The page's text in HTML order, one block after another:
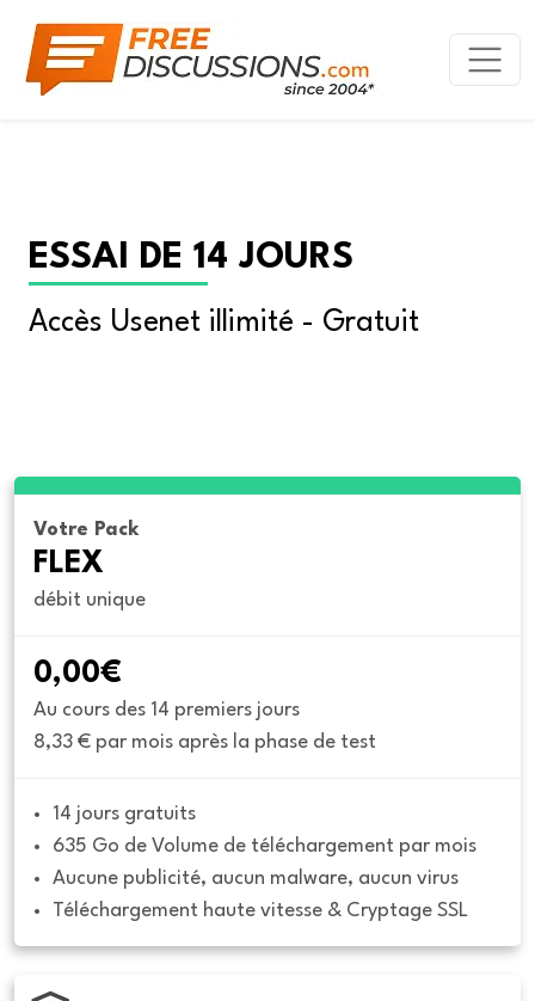
ESSAI DE 14 JOURS
Accès Usenet illimité - Gratuit
Votre Pack
FLEX
débit unique
0,00€
Au cours des 14 premiers jours
8,33 € par mois après la phase de test
14 jours gratuits
635 Go de Volume de téléchargement par mois
Aucune publicité, aucun malware, aucun virus
Téléchargement haute vitesse & Cryptage SSL